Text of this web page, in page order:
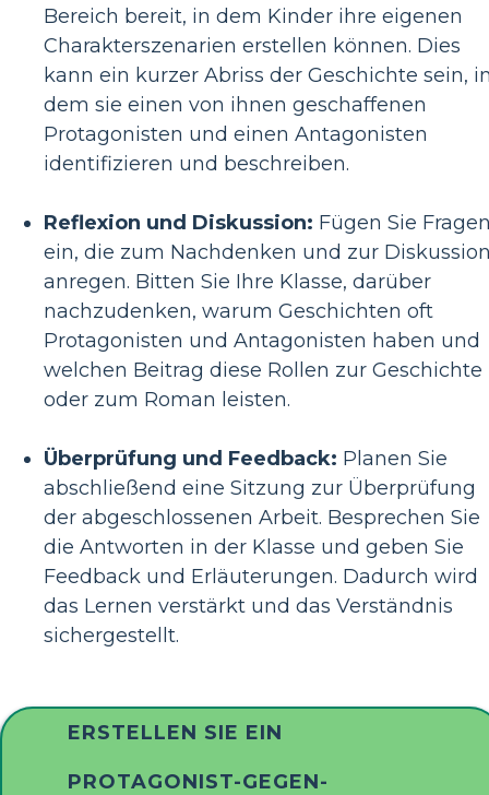
Bereich bereit, in dem Kinder ihre eigenen
Charakterszenarien erstellen können. Dies
kann ein kurzer Abriss der Geschichte sein,
dem sie einen von ihnen geschaffenen
Protagonisten und einen Antagonisten
identifizieren und beschreiben.
Reflexion und Diskussion: Fügen Sie
ein, die zum Nachdenken und zur
anregen. Bitten Sie Ihre Klasse, darüber
nachzudenken, warum Geschichten oft
Protagonisten und Antagonisten haben und
welchen Beitrag diese Rollen zur Geschichte
oder zum Roman leisten.
Überprüfung und Feedback: Planen Sie
abschließend eine Sitzung zur Überprüfung
der abgeschlossenen Arbeit. Besprechen Sie
die Antworten in der Klasse und geben Sie
Feedback und Erläuterungen. Dadurch wird
das Lernen verstärkt und das Verständnis
sichergestellt.
ERSTELLEN SIE EIN
PROTAGONIST-GEGEN-